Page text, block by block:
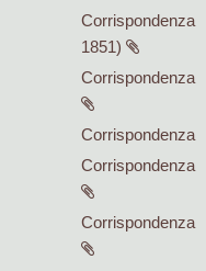
Corrispondenza
1851)
Corrispondenza
Corrispondenza
Corrispondenza
Corrispondenza